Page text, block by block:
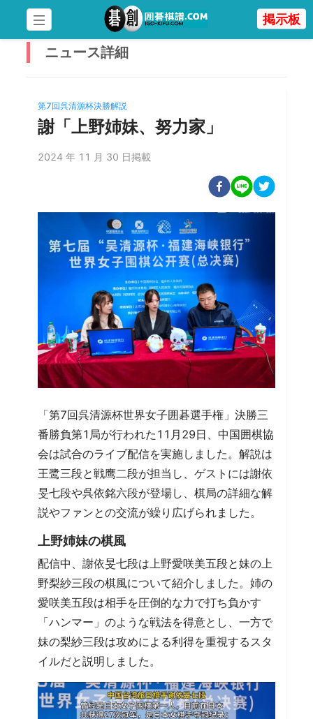
掲示板
ニュース詳細
第7回呉清源杯決勝解説
謝「上野姉妹、努力家」
2024 年 11 月 30 日掲載
「第7回呉清源杯世界女子囲碁選手権」決勝三
番勝負第1局が行われた11月29日、中国囲棋協
会は試合のライブ配信を実施しました。解説は
王鹭三段と戦鹰二段が担当し、ゲストには謝依
旻七段や呉依銘六段が登場し、棋局の詳細な解
説やファンとの交流が繰り広げられました。
上野姉妹の棋風
配信中、謝依旻七段は上野愛咲美五段と妹の上
野梨紗三段の棋風について紹介しました。姉の
愛咲美五段は相手を圧倒的な力で打ち負かす
「ハンマー」のような戦法を得意とし、一方で
妹の梨紗三段は攻めによる利得を重視するスタ
イルだと説明しました。